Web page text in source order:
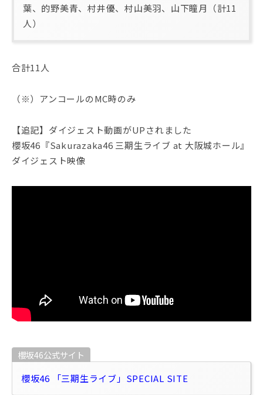
葉、的野美青、村井優、村山美羽、山下瞳月（計11
人）
合計11人
（※）アンコールのMC時のみ
【追記】ダイジェスト動画がUPされました
櫻坂46『Sakurazaka46 三期生ライブ at 大阪城ホール』
ダイジェスト映像
櫻坂46公式サイト
櫻坂46 「三期生ライブ」SPECIAL SITE